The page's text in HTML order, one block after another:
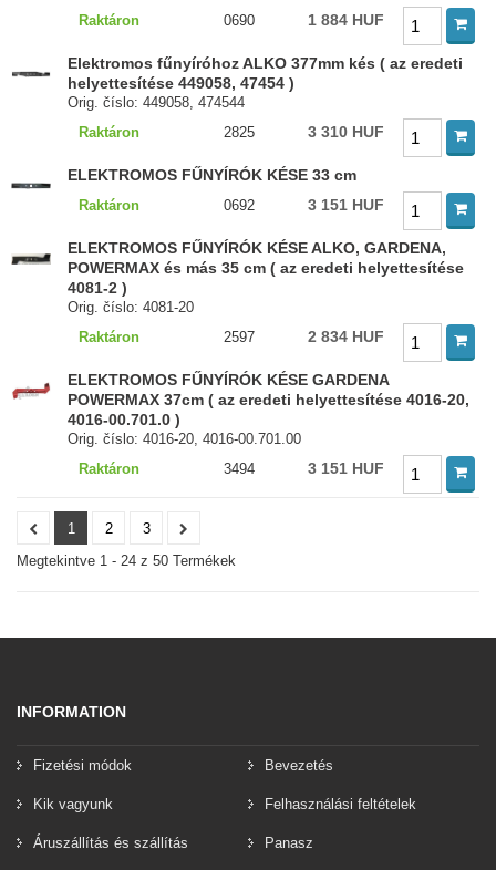
Raktáron
0690 1 884 HUF
Elektromos fűnyíróhoz ALKO 377mm kés ( az eredeti
helyettesítése 449058, 47454 )
Orig. číslo: 449058, 474544
Raktáron
2825 3 310 HUF
ELEKTROMOS FŰNYÍRÓK KÉSE 33 cm
Raktáron 0692 3 151 HUF
ELEKTROMOS FŰNYÍRÓK KÉSE ALKO, GARDENA,
POWERMAX és más 35 cm ( az eredeti helyettesítése
4081-2 )
Orig. číslo: 4081-20
Raktáron
2597 2 834 HUF
ELEKTROMOS FŰNYÍRÓK KÉSE GARDENA
POWERMAX 37cm ( az eredeti helyettesítése 4016-20,
4016-00.701.0 )
Orig. číslo: 4016-20, 4016-00.701.00
Raktáron
3494 3 151 HUF
1 2
3
Megtekintve 1 - 24 z 50 Termékek
INFORMATION
Fizetési módok Bevezetés
Kik vagyunk Felhasználási feltételek
Áruszállítás és szállítás Panasz